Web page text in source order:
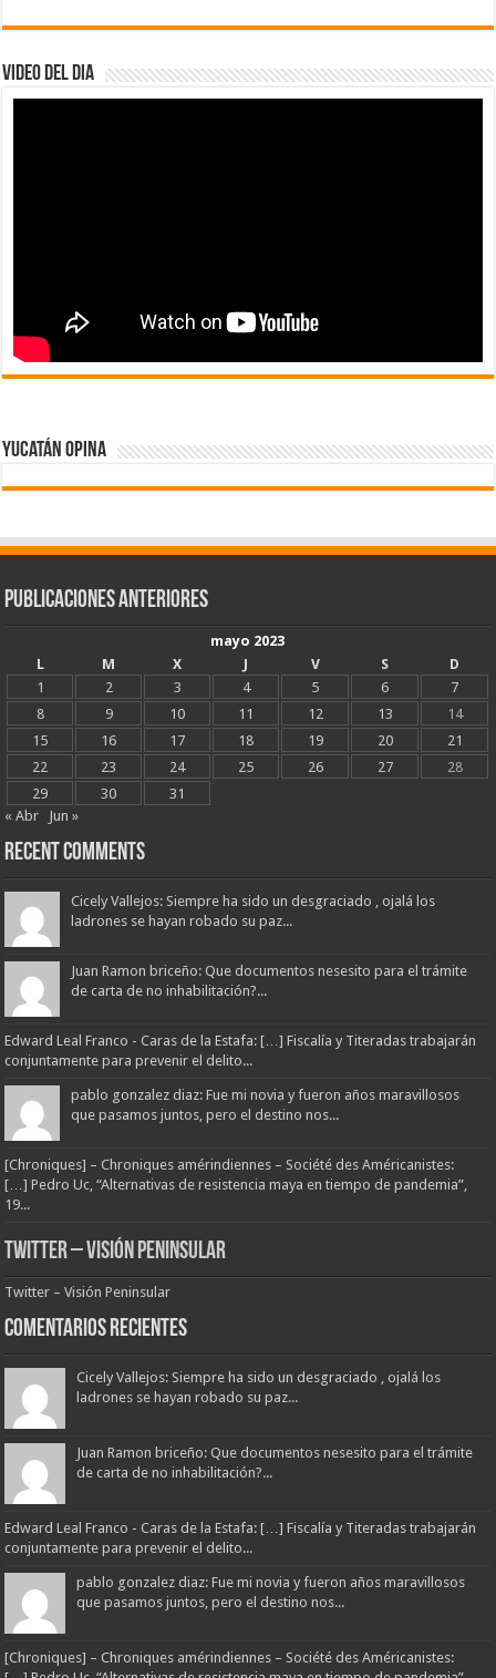
Video del dia
Yucatán Opina
Publicaciones Anteriores
mayo 2023
L
M X J V S
D
1
2 3 4 5 6
7
8
9 10 11 12 13
14
15
16 17 18 19 20
21
22
23 24 25 26 27
28
29
30
31
« Abr
Jun »
Recent Comments
Cicely Vallejos: Siempre ha sido un desgraciado , ojalá los
ladrones se hayan robado su paz...
Juan Ramon briceño: Que documentos nesesito para el trámite
de carta de no inhabilitación?...
Edward Leal Franco - Caras de la Estafa: […] Fiscalía y Titeradas trabajarán
conjuntamente para prevenir el delito...
pablo gonzalez diaz: Fue mi novia y fueron años maravillosos
que pasamos juntos, pero el destino nos...
[Chroniques] – Chroniques amérindiennes – Société des Américanistes:
[…] Pedro Uc, “Alternativas de resistencia maya en tiempo de pandemia”,
19...
Twitter – Visión Peninsular
Twitter – Visión Peninsular
Comentarios Recientes
Cicely Vallejos: Siempre ha sido un desgraciado , ojalá los
ladrones se hayan robado su paz...
Juan Ramon briceño: Que documentos nesesito para el trámite
de carta de no inhabilitación?...
Edward Leal Franco - Caras de la Estafa: […] Fiscalía y Titeradas trabajarán
conjuntamente para prevenir el delito...
pablo gonzalez diaz: Fue mi novia y fueron años maravillosos
que pasamos juntos, pero el destino nos...
[Chroniques] – Chroniques amérindiennes – Société des Américanistes: